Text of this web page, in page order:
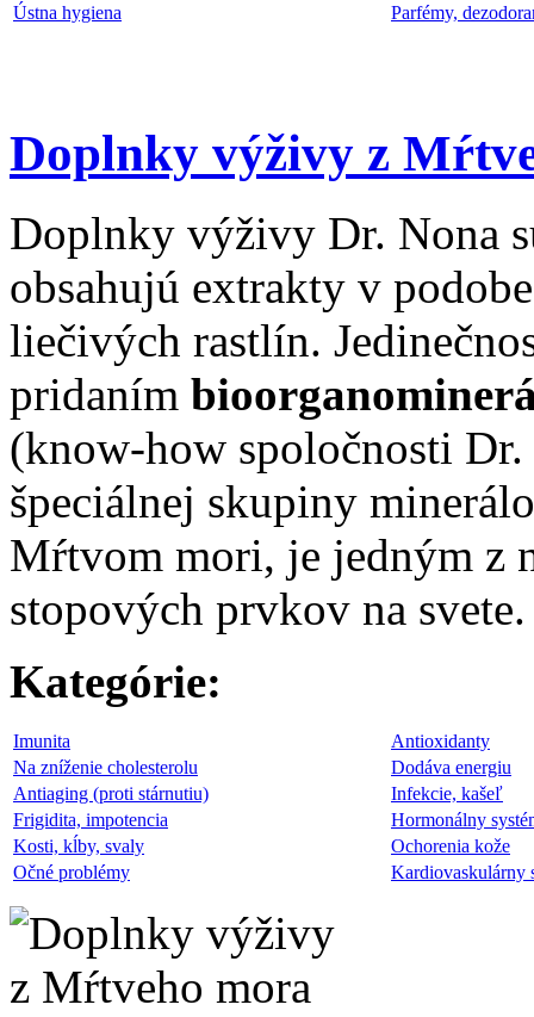
Ústna hygiena Parfémy,
Doplnky výživy z
Doplnky výživy Dr. Nona
obsahujú extrakty v
liečivých rastlín.
pridaním
(know-how spoločnosti
špeciálnej skupiny
Mŕtvom mori, je jedným z
stopových prvkov na svete.
Kategórie:
Imunita
Antioxidanty
Na zníženie cholesterolu
Dodáva energiu
Antiaging (proti stárnutiu)
Infekcie, kašeľ
Frigidita, impotencia
Hormonálny
Kosti, kĺby, svaly
Ochorenia kože
Očné problémy
Kardiovaskulárny